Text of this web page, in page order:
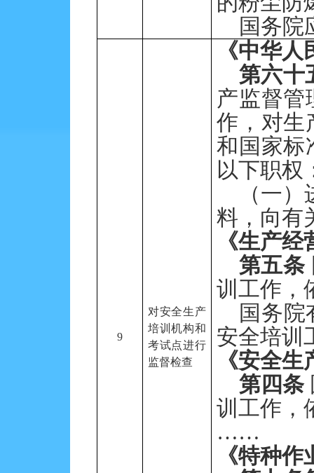
国务院
9
对安全生产
培训机构和
考试点进行
监督检查
《中华
第六十
产监督管
作，对生
和国家标
以下职权
（一
料，向有
《生产
第五条
训工作，
国务
安全培训
《安全生
第四条
训工作，
……
《特种